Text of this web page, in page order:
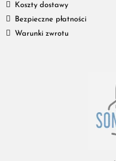
Koszty dostawy
Bezpieczne płatności
Warunki zwrotu